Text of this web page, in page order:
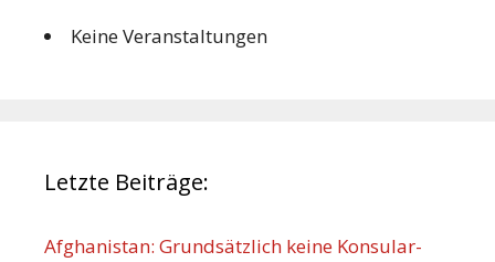
Keine Veranstaltungen
Letzte Beiträge:
Afghanistan: Grundsätzlich keine Konsular-